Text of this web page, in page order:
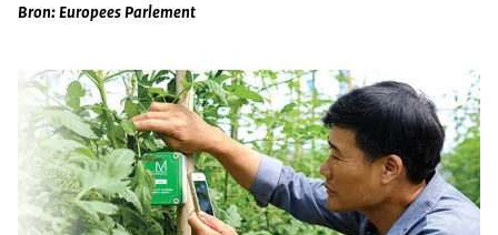
Bron: Europees Parlement